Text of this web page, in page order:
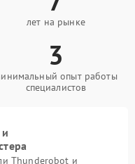
лет на рынке
3
опыт работы
специалистов
Thunderobot и